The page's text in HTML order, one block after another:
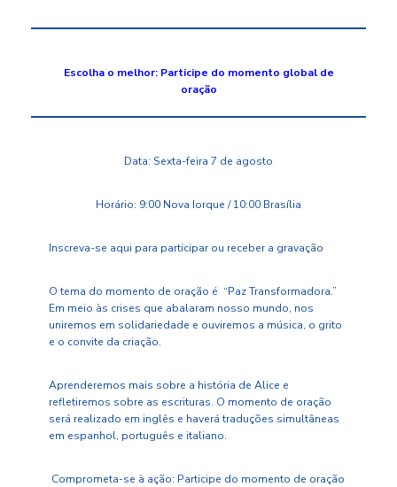
Escolha o melhor: Participe do momento global de
oração
Data: Sexta-feira 7 de agosto
Horário: 9:00 Nova Iorque / 10:00 Brasília
Inscreva-se aqui para participar ou receber a gravação
O tema do momento de oração é “Paz Transformadora.”
Em meio às crises que abalaram nosso mundo, nos
uniremos em solidariedade e ouviremos a música, o grito
e o convite da criação.
Aprenderemos mais sobre a história de Alice e
refletiremos sobre as escrituras. O momento de oração
será realizado em inglês e haverá traduções simultâneas
em espanhol, português e italiano.
Comprometa-se à ação: Participe do momento de oração